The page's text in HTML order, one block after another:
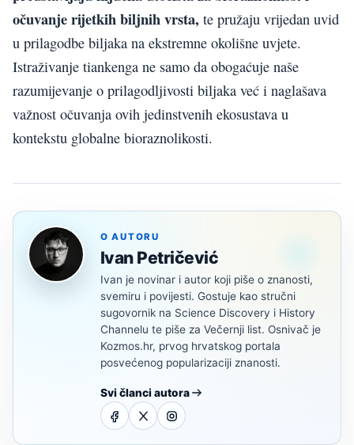
očuvanje rijetkih biljnih vrsta, te pružaju vrijedan uvid
u prilagodbe biljaka na ekstremne okolišne uvjete.
Istraživanje tiankenga ne samo da obogaćuje naše
razumijevanje o prilagodljivosti biljaka već i naglašava
važnost očuvanja ovih jedinstvenih ekosustava u
kontekstu globalne bioraznolikosti.
O AUTORU
Ivan Petričević
Ivan je novinar i autor koji piše o znanosti,
svemiru i povijesti. Gostuje kao stručni
sugovornik na Science Discovery i History
Channelu te piše za Večernji list. Osnivač je
Kozmos.hr, prvog hrvatskog portala
posvećenog popularizaciji znanosti.
Svi članci autora